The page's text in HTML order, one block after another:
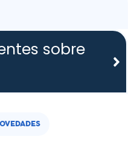
sobre